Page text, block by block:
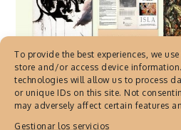
To provide the best experiences, we
store and/or access device
technologies will allow us to process
or unique IDs on this site. Not
may adversely affect certain features
Gestionar los servicios